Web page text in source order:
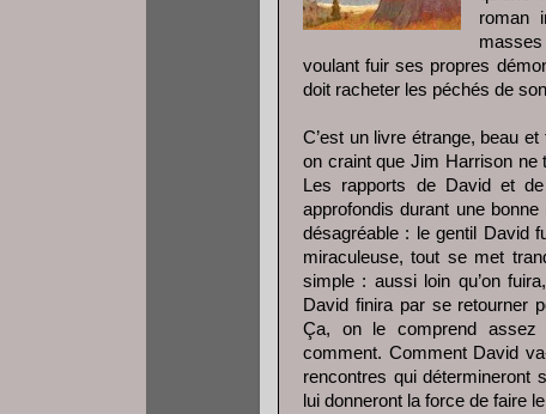
roman
voulant fuir ses propres
doit racheter les péchés de
C’est un livre étrange, beau
on craint que Jim Harrison ne
Les rapports de David et
approfondis durant une
désagréable : le gentil David
miraculeuse, tout se met
simple : aussi loin qu’on
David finira par se retourner
Ça, on le comprend assez
comment. Comment David
rencontres qui détermineront
lui donneront la force de faire